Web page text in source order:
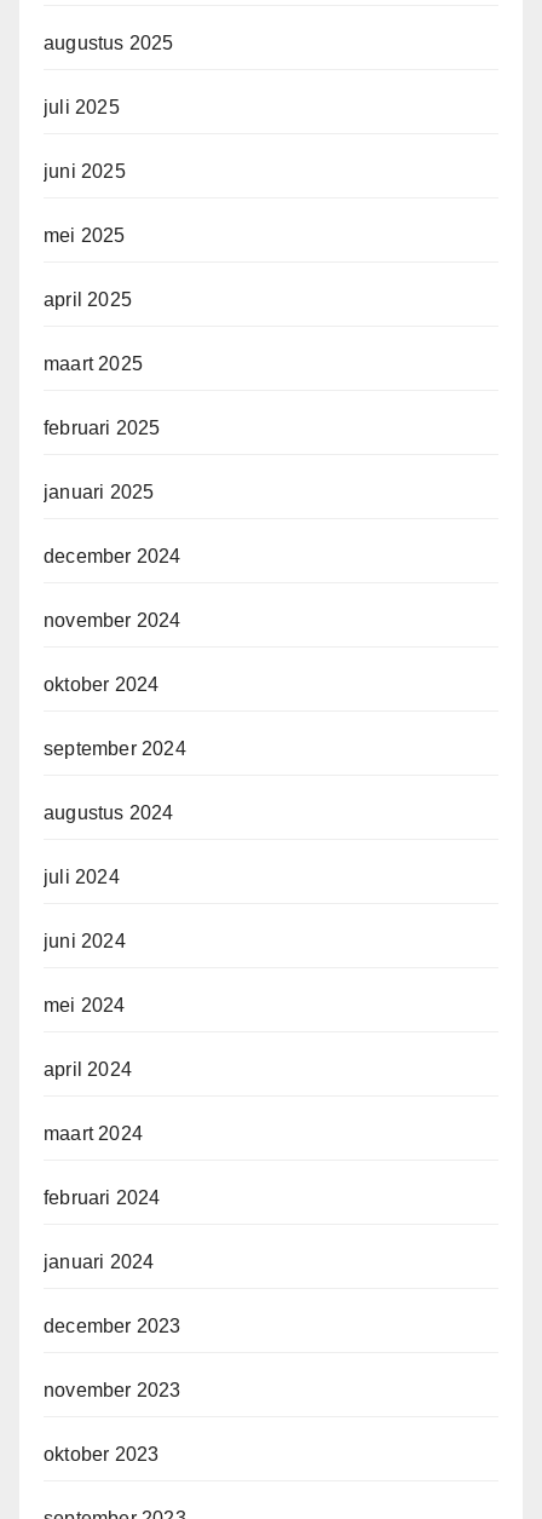
augustus 2025
juli 2025
juni 2025
mei 2025
april 2025
maart 2025
februari 2025
januari 2025
december 2024
november 2024
oktober 2024
september 2024
augustus 2024
juli 2024
juni 2024
mei 2024
april 2024
maart 2024
februari 2024
januari 2024
december 2023
november 2023
oktober 2023